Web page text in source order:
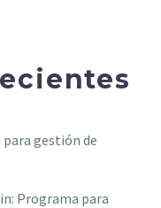
gestión de
Programa para